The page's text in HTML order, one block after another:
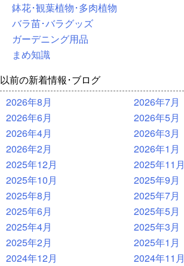
鉢花･観葉植物･多肉植物
バラ苗･バラグッズ
ガーデニング用品
まめ知識
以前の新着情報･ブログ
2026年8月
2026年7月
2026年6月
2026年5月
2026年4月
2026年3月
2026年2月
2026年1月
2025年12月
2025年11月
2025年10月
2025年9月
2025年8月
2025年7月
2025年6月
2025年5月
2025年4月
2025年3月
2025年2月
2025年1月
2024年12月
2024年11月